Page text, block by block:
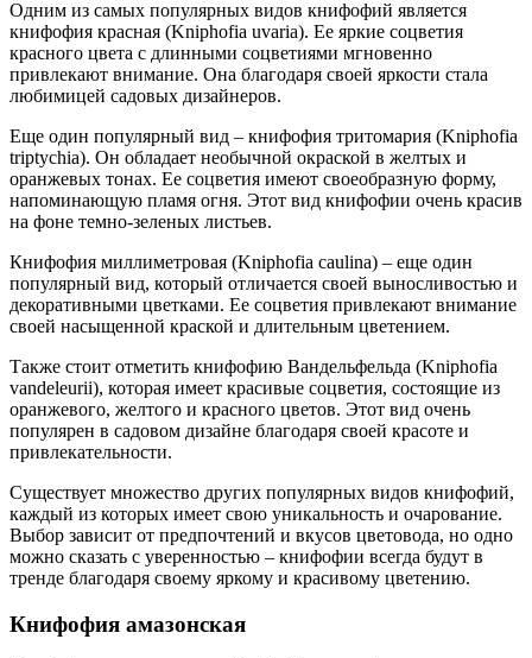
Одним из самых популярных видов книфофий является
книфофия красная (Kniphofia uvaria). Ее яркие соцветия
красного цвета с длинными соцветиями мгновенно
привлекают внимание. Она благодаря своей яркости стала
любимицей садовых дизайнеров.
Еще один популярный вид – книфофия тритомария (Kniphofia
triptychia). Он обладает необычной окраской в желтых и
оранжевых тонах. Ее соцветия имеют своеобразную форму,
напоминающую пламя огня. Этот вид книфофии очень красив
на фоне темно-зеленых листьев.
Книфофия миллиметровая (Kniphofia caulina) – еще один
популярный вид, который отличается своей выносливостью и
декоративными цветками. Ее соцветия привлекают внимание
своей насыщенной краской и длительным цветением.
Также стоит отметить книфофию Вандельфельда (Kniphofia
vandeleurii), которая имеет красивые соцветия, состоящие из
оранжевого, желтого и красного цветов. Этот вид очень
популярен в садовом дизайне благодаря своей красоте и
привлекательности.
Существует множество других популярных видов книфофий,
каждый из которых имеет свою уникальность и очарование.
Выбор зависит от предпочтений и вкусов цветовода, но одно
можно сказать с уверенностью – книфофии всегда будут в
тренде благодаря своему яркому и красивому цветению.
Книфофия амазонская